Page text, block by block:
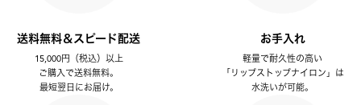
送料無料＆スピード配送
15,000円（税込）以上
ご購入で送料無料。
最短翌日にお届け。
お手入れ
軽量で耐久性の高い
「リップストップナイロン」は
水洗いが可能。